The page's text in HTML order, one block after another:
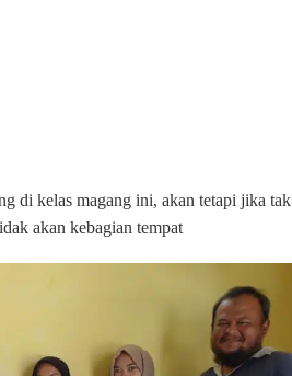
di kelas magang ini, akan tetapi jika tak
akan kebagian tempat